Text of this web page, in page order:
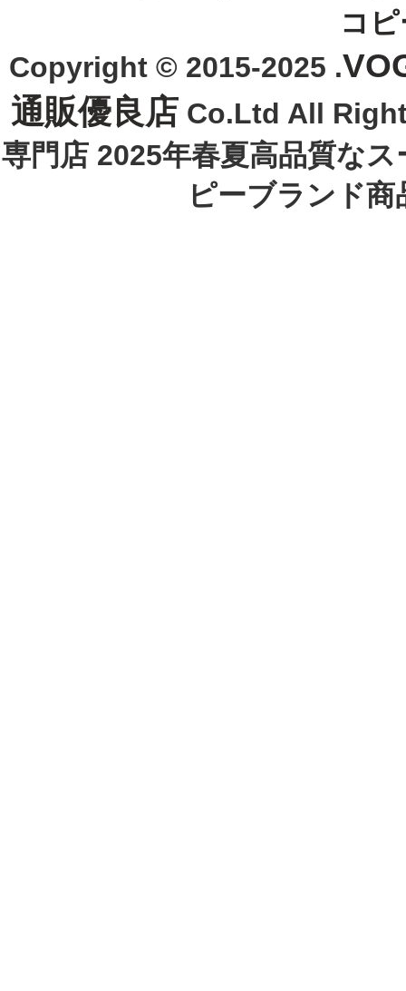
コ
Copyright © 2015-2025 .
通販優良店 Co.Ltd All
専門店 2025年春夏高品質な
ピーブランド